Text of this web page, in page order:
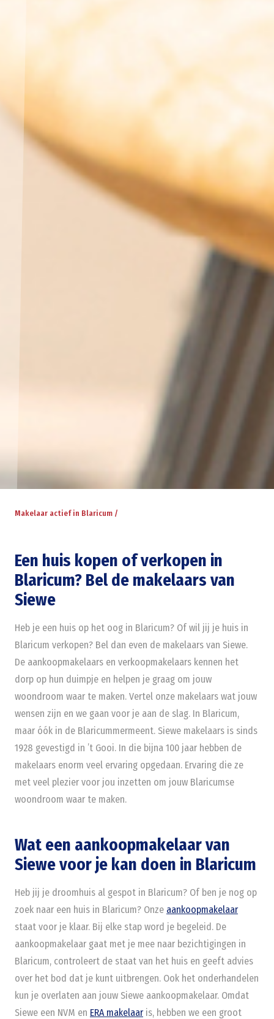
Makelaar actief in Blaricum /
Een huis kopen of verkopen in
Blaricum? Bel de makelaars van
Siewe
Heb je een huis op het oog in Blaricum? Of wil jij je huis in
Blaricum verkopen? Bel dan even de makelaars van Siewe.
De aankoopmakelaars en verkoopmakelaars kennen het
dorp op hun duimpje en helpen je graag om jouw
woondroom waar te maken. Vertel onze makelaars wat jouw
wensen zijn en we gaan voor je aan de slag. In Blaricum,
maar óók in de Blaricummermeent. Siewe makelaars is sinds
1928 gevestigd in ’t Gooi. In die bijna 100 jaar hebben de
makelaars enorm veel ervaring opgedaan. Ervaring die ze
met veel plezier voor jou inzetten om jouw Blaricumse
woondroom waar te maken.
Wat een aankoopmakelaar van
Siewe voor je kan doen in Blaricum
Heb jij je droomhuis al gespot in Blaricum? Of ben je nog op
zoek naar een huis in Blaricum? Onze aankoopmakelaar
staat voor je klaar. Bij elke stap word je begeleid. De
aankoopmakelaar gaat met je mee naar bezichtigingen in
Blaricum, controleert de staat van het huis en geeft advies
over het bod dat je kunt uitbrengen. Ook het onderhandelen
kun je overlaten aan jouw Siewe aankoopmakelaar. Omdat
Siewe een NVM en ERA makelaaris, hebben we een groot